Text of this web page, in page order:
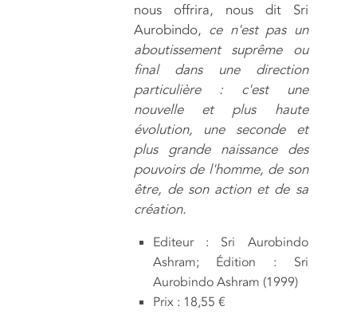
nous offrira, nous dit Sri
Aurobindo, ce n'est pas un
aboutissement suprême ou
final dans une direction
particulière : c'est une
nouvelle et plus haute
évolution, une seconde et
plus grande naissance des
pouvoirs de l'homme, de son
être, de son action et de sa
création.
Editeur : Sri Aurobindo
Ashram; Édition : Sri
Aurobindo Ashram (1999)
Prix : 18,55 €